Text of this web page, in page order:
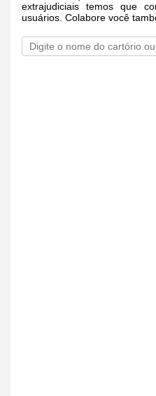
extrajudiciais temos que
usuários. Colabore você